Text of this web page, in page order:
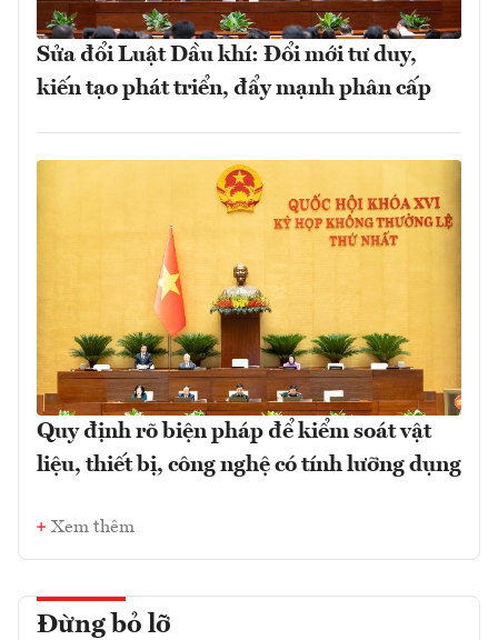
Sửa đổi Luật Dầu khí: Đổi mới tư duy,
kiến tạo phát triển, đẩy mạnh phân cấp
Quy định rõ biện pháp để kiểm soát vật
liệu, thiết bị, công nghệ có tính lưỡng dụng
Xem thêm
Đừng bỏ lỡ